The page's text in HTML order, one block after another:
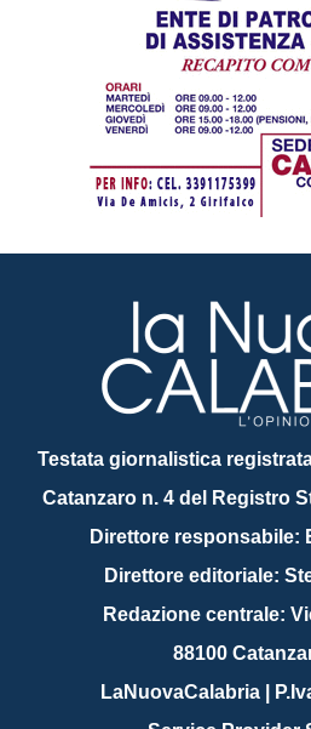
Testata giornalistica
Catanzaro n. 4 del Registro
Direttore responsabile:
Direttore editoriale:
Redazione centrale:
88100
LaNuovaCalabria |